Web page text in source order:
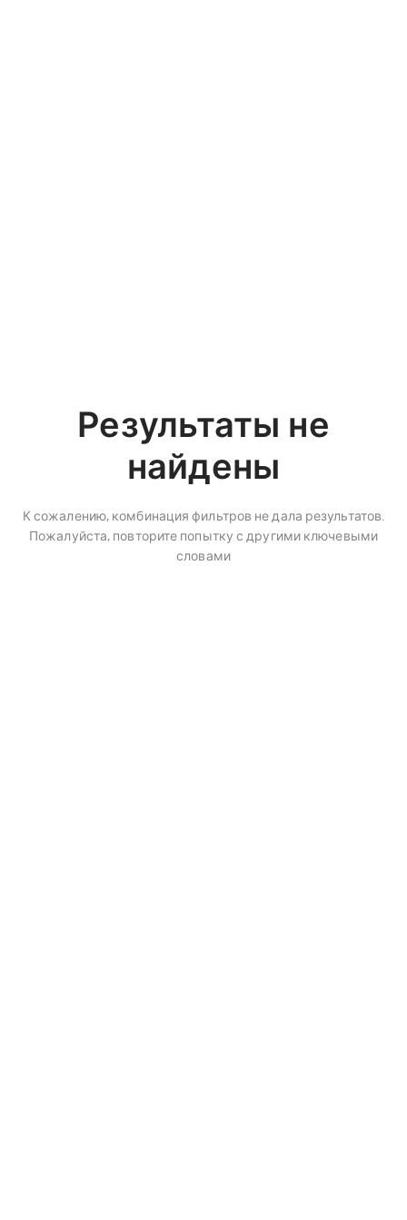
Результаты не
найдены
К сожалению, комбинация фильтров не дала результатов.
Пожалуйста, повторите попытку с другими ключевыми
словами